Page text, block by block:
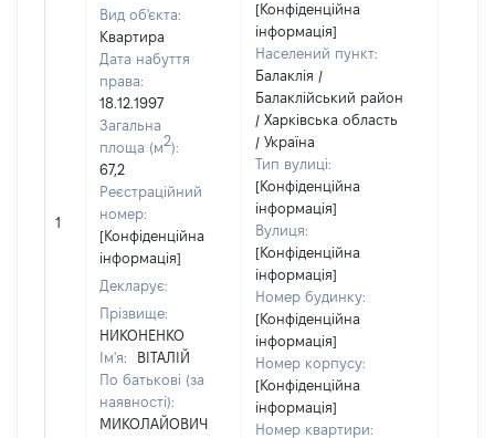
1
Вид об'єкта:
Квартира
Дата набуття
права:
18.12.1997
Загальна
площа (м2):
67,2
Реєстраційний
номер:
[Конфіденційна
інформація]
Декларує:
Прізвище:
НИКОНЕНКО
Ім'я:
ВІТАЛІЙ
По батькові (за
наявності):
МИКОЛАЙОВИЧ
[Конфіденційна
інформація]
Населений пункт:
Балаклія /
Балаклійський район
/ Харківська область
/ Україна
Тип вулиці:
[Конфіденційна
інформація]
Вулиця:
[Конфіденційна
інформація]
Номер будинку:
[Конфіденційна
інформація]
Номер корпусу:
[Конфіденційна
інформація]
Номер квартири: